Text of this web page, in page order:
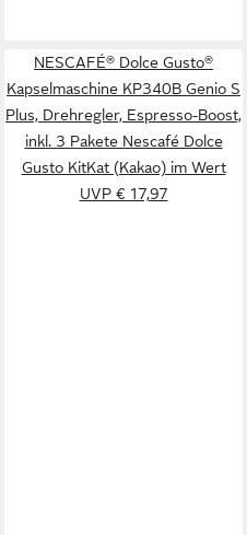
NESCAFÉ® Dolce Gusto®
Kapselmaschine KP340B Genio S
Plus, Drehregler, Espresso-Boost,
inkl. 3 Pakete Nescafé Dolce
Gusto KitKat (Kakao) im Wert
UVP € 17,97